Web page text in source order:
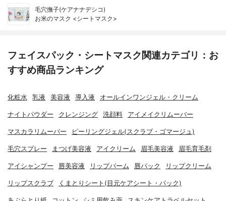
毛穴撫子(ケアナナデシコ)
お米のマスク <シートマスク>
フェイスパック・シートマスク関連カテゴリ：お
すすめ商品ランキング
化粧水 乳液 美容液 導入液 オールインワンジェル・クリーム
ナイトパウダー クレンジング 洗顔料 アイメイクリムーバー
マスカラリムーバー ピーリングジェル(スクラブ・ゴマージュ)
毛穴スプレー まつげ美容液 アイクリーム 眉毛美容液 眉毛育毛剤
アイシャンプー 唇美容液 リップバーム 唇パック リップクリーム
リップスクラブ くまとりシート(目元ケアシート・パック)